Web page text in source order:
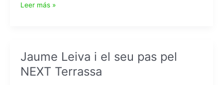
Diferencias
y
el
Leer más »
Jaume Leiva i el seu pas pel
NEXT Terrassa